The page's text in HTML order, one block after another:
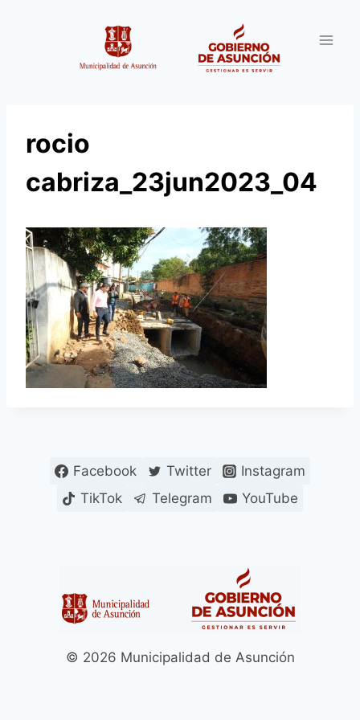
rocio
cabriza_23jun2023_04
Facebook Twitter
Instagram
TikTok
Telegram YouTube
© 2026 Municipalidad de Asunción